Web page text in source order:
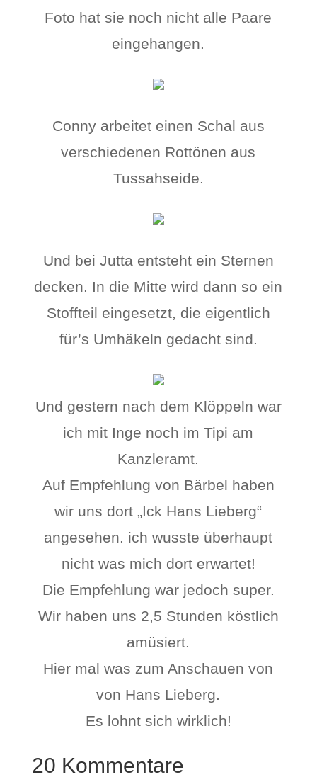
Foto hat sie noch nicht alle Paare
eingehangen.
Conny arbeitet einen Schal aus
verschiedenen Rottönen aus
Tussahseide.
Und bei Jutta entsteht ein Sternen
decken. In die Mitte wird dann so ein
Stoffteil eingesetzt, die eigentlich
für’s Umhäkeln gedacht sind.
Und gestern nach dem Klöppeln war
ich mit Inge noch im Tipi am
Kanzleramt.
Auf Empfehlung von Bärbel haben
wir uns dort „Ick Hans Lieberg“
angesehen. ich wusste überhaupt
nicht was mich dort erwartet!
Die Empfehlung war jedoch super.
Wir haben uns 2,5 Stunden köstlich
amüsiert.
Hier mal was zum Anschauen von
von Hans Lieberg.
Es lohnt sich wirklich!
20 Kommentare